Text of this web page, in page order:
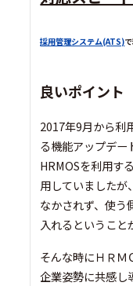
採用管理システム(ATS)
良いポイント
2017年9月から利
る機能アップデー
HRMOSを利用す
用していましたが
なかされず、使う
入れるということ
そんな時にＨＲＭ
企業姿勢に共感し